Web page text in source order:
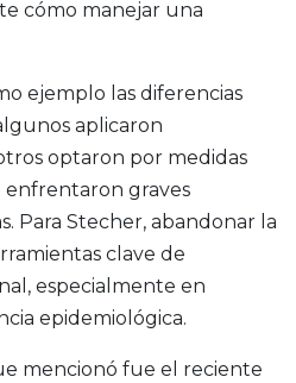
cómo manejar una
ejemplo las diferencias
aplicaron
optaron por medidas
enfrentaron graves
Para Stecher, abandonar la
clave de
especialmente en
epidemiológica.
mencionó fue el reciente